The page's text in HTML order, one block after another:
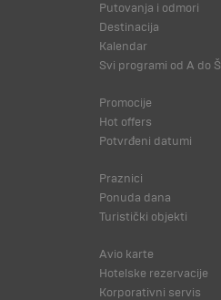
Putovanja i odmori
Destinacija
Kalendar
Svi programi od A do Š
Promocije
Hot offers
Potvrđeni datumi
Praznici
Ponuda dana
Turistički objekti
Avio karte
Hotelske rezervacije
Korporativni servis